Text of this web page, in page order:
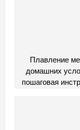
Плавление
домашних
пошаговая